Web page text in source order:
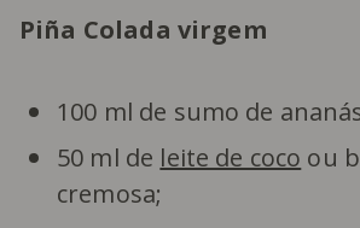
Piña Colada virgem
100 ml de sumo de
50 ml de leite de coco ou
cremosa;